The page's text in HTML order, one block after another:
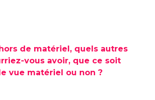
de matériel, quels autres
vous avoir, que ce soit
vue matériel ou non ?